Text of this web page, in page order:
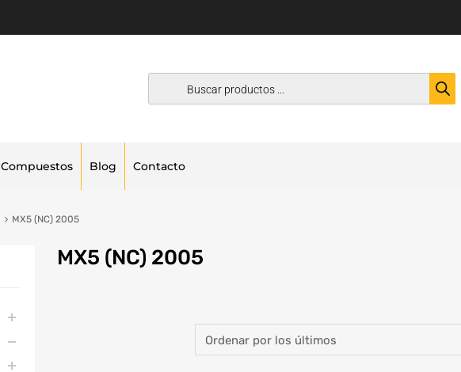
Compuestos Blog Contacto
MX5 (NC) 2005
MX5 (NC) 2005